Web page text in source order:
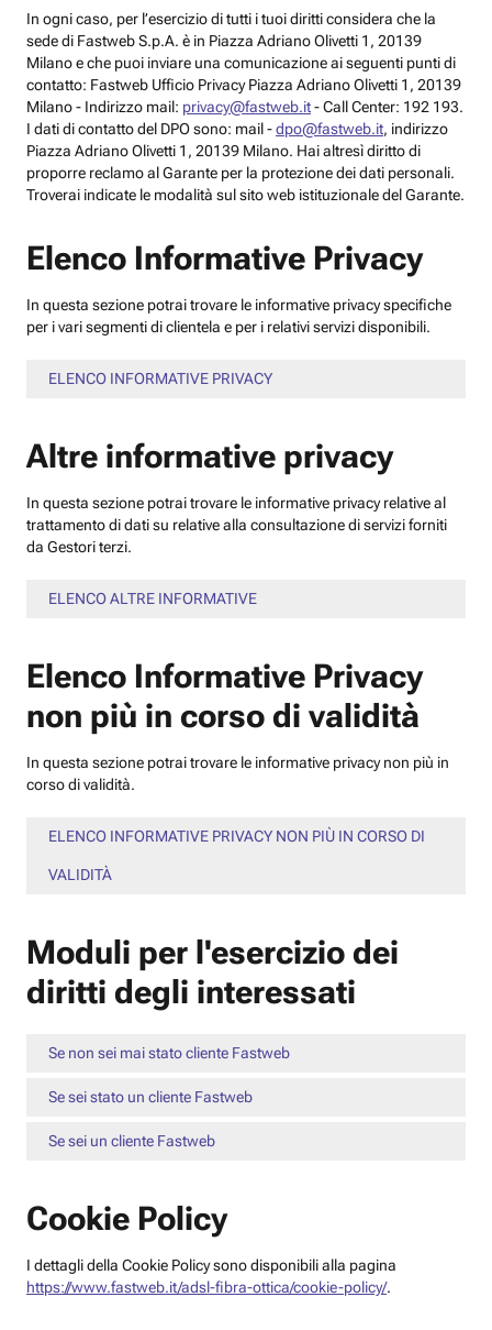
In ogni caso, per l’esercizio di tutti i tuoi diritti considera che la
sede di Fastweb S.p.A. è in Piazza Adriano Olivetti 1, 20139
Milano e che puoi inviare una comunicazione ai seguenti punti di
contatto: Fastweb Ufficio Privacy Piazza Adriano Olivetti 1, 20139
Milano - Indirizzo mail: privacy@fastweb.it- Call Center: 192 193.
I dati di contatto del DPO sono: mail -dpo@fastweb.it, indirizzo
Piazza Adriano Olivetti 1, 20139 Milano. Hai altresì diritto di
proporre reclamo al Garante per la protezione dei dati personali.
Troverai indicate le modalità sul sito web istituzionale del Garante.
Elenco Informative Privacy
In questa sezione potrai trovare le informative privacy specifiche
per i vari segmenti di clientela e per i relativi servizi disponibili.
ELENCO INFORMATIVE PRIVACY
Altre informative privacy
In questa sezione potrai trovare le informative privacy relative al
trattamento di dati su relative alla consultazione di servizi forniti
da Gestori terzi.
ELENCO ALTRE INFORMATIVE
Elenco Informative Privacy
non più in corso di validità
In questa sezione potrai trovare le informative privacy non più in
corso di validità.
ELENCO INFORMATIVE PRIVACY NON PIÙ IN CORSO DI
VALIDITÀ
Moduli per l'esercizio dei
diritti degli interessati
Se non sei mai stato cliente Fastweb
Se sei stato un cliente Fastweb
Se sei un cliente Fastweb
Cookie Policy
I dettagli della Cookie Policy sono disponibili alla pagina
https://www.fastweb.it/adsl-fibra-ottica/cookie-policy/.